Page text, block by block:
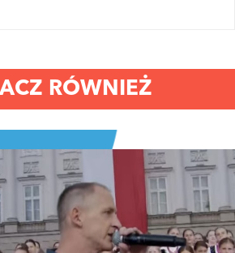
RÓWNIEŻ